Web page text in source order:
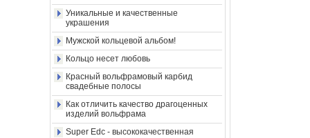
Оптовая продажа с
полированное серебряное
кольцо из карбида
вольфрама, центральная
измельченного синего
опала с синтетической
малахитовой полосой,
мужское обручальное
кольцо, изготовленная на
заказ внутренняя л
украшения
Мужской кольцевой альбом!
Кольцо несет любовь
Красный вольфрамовый карбид
свадебные полосы
Как отличить качество драгоценных
изделий вольфрама
Super Edc - высококачественная
игрушка в руках верхнего игрока